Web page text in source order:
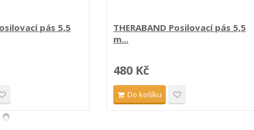
pás 5,5
THERABAND Posilovací pás 5,5
m...
480 Kč
Do košíku